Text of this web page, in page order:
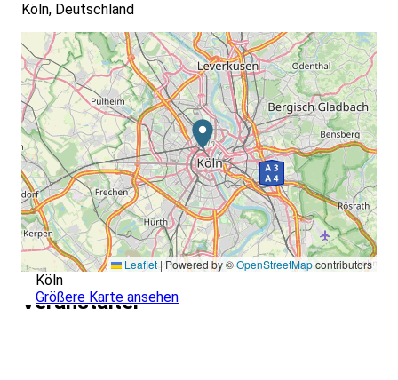
Köln, Deutschland
Leaflet |Powered by ©OpenStreetMapcontributors
Köln
Größere Karte ansehen
Veranstalter